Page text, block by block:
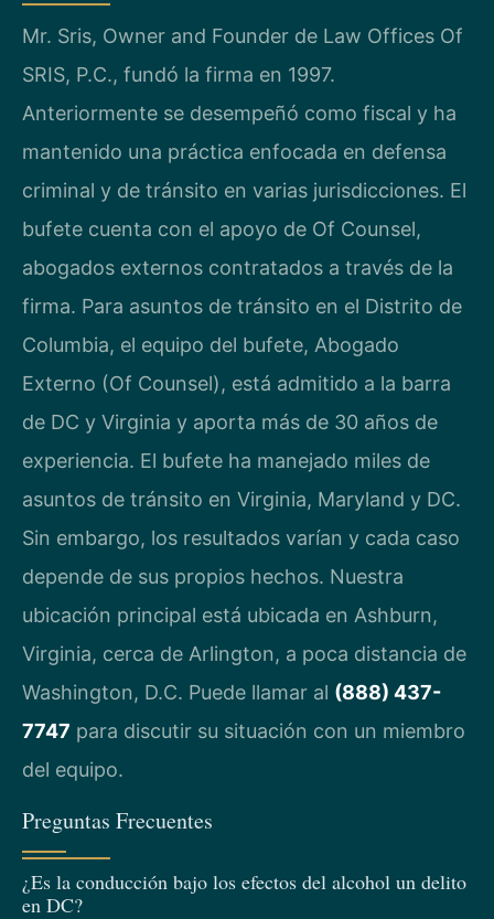
Mr. Sris, Owner and Founder de Law Offices Of
SRIS, P.C., fundó la firma en 1997.
Anteriormente se desempeñó como fiscal y ha
mantenido una práctica enfocada en defensa
criminal y de tránsito en varias jurisdicciones. El
bufete cuenta con el apoyo de Of Counsel,
abogados externos contratados a través de la
firma. Para asuntos de tránsito en el Distrito de
Columbia, el equipo del bufete, Abogado
Externo (Of Counsel), está admitido a la barra
de DC y Virginia y aporta más de 30 años de
experiencia. El bufete ha manejado miles de
asuntos de tránsito en Virginia, Maryland y DC.
Sin embargo, los resultados varían y cada caso
depende de sus propios hechos. Nuestra
ubicación principal está ubicada en Ashburn,
Virginia, cerca de Arlington, a poca distancia de
Washington, D.C. Puede llamar al (888) 437-
7747 para discutir su situación con un miembro
del equipo.
Preguntas Frecuentes
¿Es la conducción bajo los efectos del alcohol un delito
en DC?